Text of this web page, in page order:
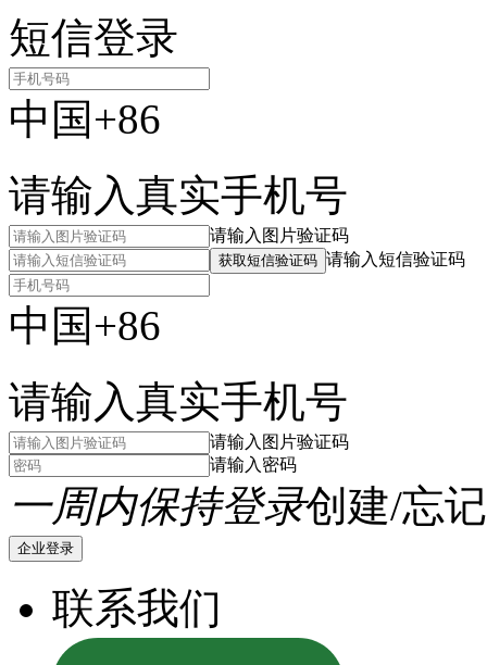
短信登录
中国+86
请输入真实手机号
请输入图片验证码
获取短信验证码 请输入短信验证码
中国+86
请输入真实手机号
请输入图片验证码
请输入密码
一周内保持登录创建/忘
企业登录
联系我们